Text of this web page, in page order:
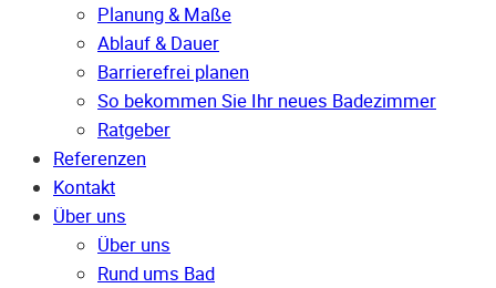
Planung & Maße
Ablauf & Dauer
Barrierefrei planen
So bekommen Sie Ihr neues Badezimmer
Ratgeber
Referenzen
Kontakt
Über uns
Über uns
Rund ums Bad